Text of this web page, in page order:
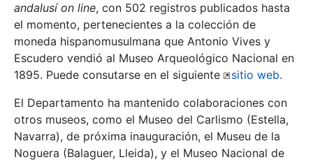
andalusí on line, con 502 registros publicados hasta
el momento, pertenecientes a la colección de
moneda hispanomusulmana que Antonio Vives y
Escudero vendió al Museo Arqueológico Nacional en
1895. Puede consutarse en el siguiente
sitio web.
El Departamento ha mantenido colaboraciones con
otros museos, como el Museo del Carlismo (Estella,
Navarra), de próxima inauguración, el Museu de la
Noguera (Balaguer, Lleida), y el Museo Nacional de